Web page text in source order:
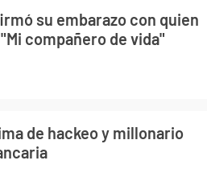
su embarazo con quien
compañero de vida"
de hackeo y millonario